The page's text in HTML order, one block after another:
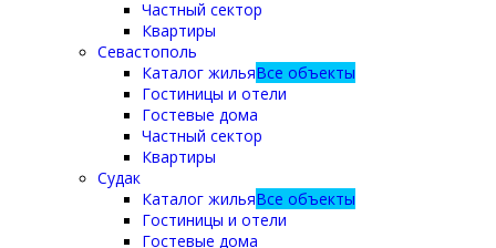
Частный сектор
Квартиры
Севастополь
Каталог жильяВсе объекты
Гостиницы и отели
Гостевые дома
Частный сектор
Квартиры
Судак
Каталог жильяВсе объекты
Гостиницы и отели
Гостевые дома